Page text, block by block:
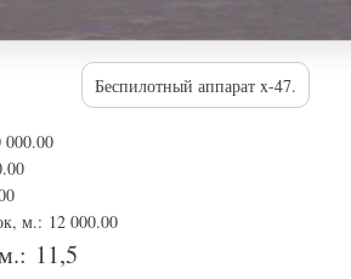
Беспилотный аппарат x-47.
000.00
м.: 12 000.00
11,5